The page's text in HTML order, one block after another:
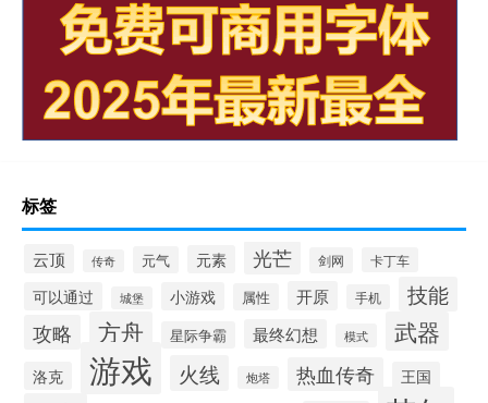
标签
云顶 传奇 元气 元素 光芒 剑网 卡丁车
可以通过 城堡 小游戏 属性 开原 手机
技能
攻略
方舟 星际争霸 最终幻想 模式 武器
洛克 游戏 火线 炮塔 热血传奇 王国